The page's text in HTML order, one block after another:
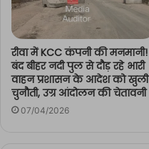
रीवा में KCC कंपनी की मनमानी!
बंद बीहर नदी पुल से दौड़ रहे भारी
वाहन प्रशासन के आदेश को खुली
चुनौती, उग्र आंदोलन की चेतावनी
07/04/2026